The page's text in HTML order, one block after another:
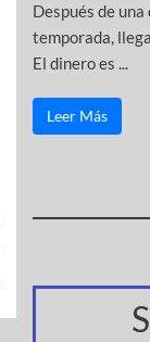
Después de una
temporada,
El dinero es ...
Leer Más